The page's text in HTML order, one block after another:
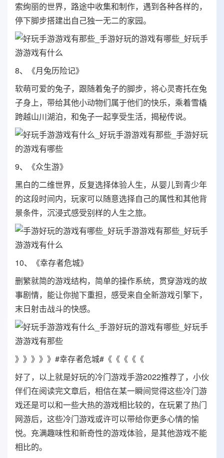
索绚丽的世界，路途中收集和制作，遇到各种各样的，
停下脚步搭建出自己独一无二的家园。
8、《月兔历险记》
软萌可爱的兔子，跟随着兔子的脚步，将心灵寄托在兔
子身上，带给其他小动物们属于他们的快乐，乘着雪橇
跨越山川湖泊，和兔子一起享受生活，揭秘传说。
9、《众生游》
黑白的二维世界，反复选择体验人生，从婴儿到青少年
的这段时间内，玩家可以随意选择自己的属性和其他背
景条件，沉浸式感受别样的人生之旅。
10、《幸存者危城》
删繁就简的游戏结构，简单的操作系统，贯穿游戏的故
事剧情，能让你抛下重担，感受来自全新游戏引擎下，
末日射击战斗的快感。
》》》》》#幸存者危城#《《《《《
好了，以上就是好玩的冷门游戏手游2022推荐了，小伙
伴们在阅读完文章后，相信在某一瞬间觉得这些冷门游
戏还是可以和一些大热的游戏相比较的，在玩累了热门
网游后，这些冷门游戏或许可以带给你更多心情的愉
悦。充满趣味性和新奇性的游戏体验，是其他游戏不能
相比的。